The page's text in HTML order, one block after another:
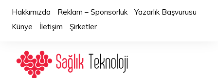
content
Hakkımızda Reklam – Sponsorluk
Yazarlık Başvurusu
Künye
İletişim Şirketler